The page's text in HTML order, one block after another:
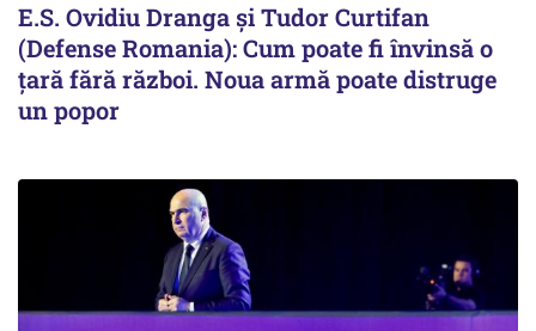
E.S. Ovidiu Dranga și Tudor Curtifan
(Defense Romania): Cum poate fi învinsă o
țară fără război. Noua armă poate distruge
un popor